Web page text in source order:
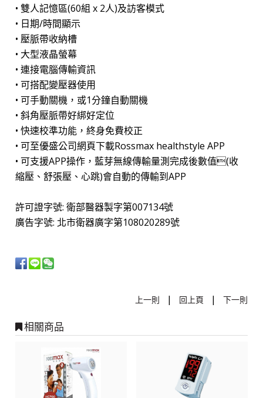
• 雙人記憶區(60組 x 2人)及訪客模式
• 日期/時間顯示
• 壓脈帶收納槽
• 大型液晶螢幕
• 連接電腦傳輸資訊
• 可搭配變壓器使用
• 可手動關機，或1分鐘自動關機
• 斜角壓脈帶好綁好定位
• 快速校準功能，終身免費校正
• 可至優盛公司網頁下載Rossmax healthstyle APP
• 可支援APP操作，藍芽無線傳輸量測完成後數值(收
縮壓、舒張壓、心跳)會自動的傳輸到APP
許可證字號: 衛部醫器製字第007134號
廣告字號: 北市衛器廣字第108020289號
上一則 | 回上頁 | 下一則
相關商品